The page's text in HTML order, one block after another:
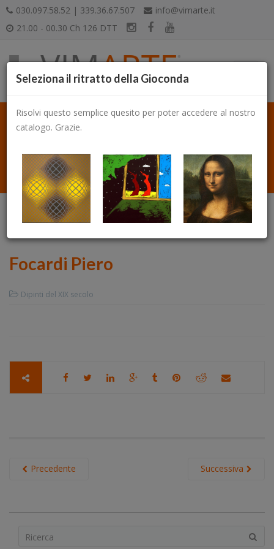
030.097.58.52 | 339.36.67.507
info@vimarte.it
21.00 - 00.30 Ch 126 DTT
Focardi Piero
Dipinti del XIX secolo
Successiva
Precedente
Seleziona il ritratto della Gioconda
Risolvi questo semplice quesito per poter accedere al nostro
catalogo. Grazie.